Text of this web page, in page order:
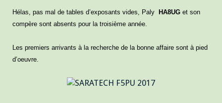
Hélas, pas mal de tables d’exposants vides, Paly HA8UG et son
compère sont absents pour la troisième année.
Les premiers arrivants à la recherche de la bonne affaire sont à pied
d’oeuvre.